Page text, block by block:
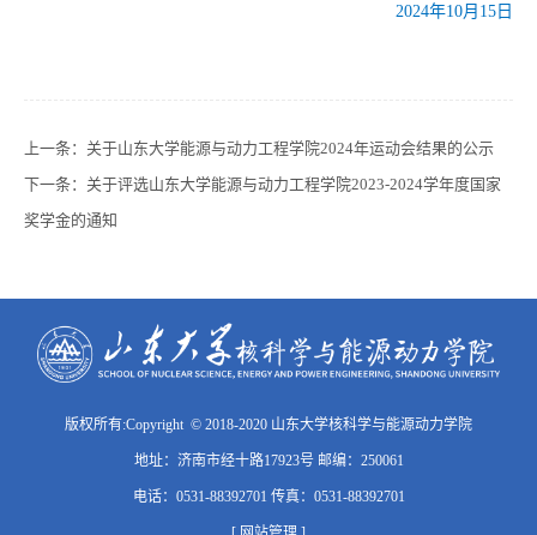
2024年10月 15 日
上一条： 关于山东大学能源与动力工程学院2024年运动会结果的公示
下一条： 关于评选山东大学能源与动力工程学院2023-2024学年度国家
奖学金的通知
版权所有:Copyright © 2018-2020 山东大学核科学与能源动力学院
地址：济南市经十路17923号 邮编：250061
电话：0531-88392701 传真：0531-88392701